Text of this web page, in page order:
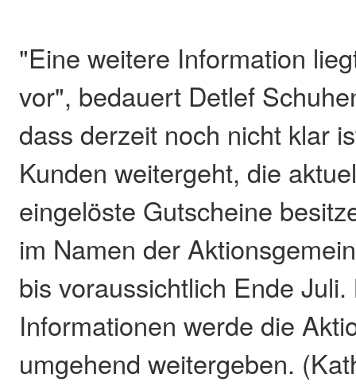
"Eine weitere Information
vor", bedauert Detlef
dass derzeit noch nicht klar
Kunden weitergeht, die
eingelöste Gutscheine
im Namen der
bis voraussichtlich Ende Juli.
Informationen werde die
umgehend weitergeben.